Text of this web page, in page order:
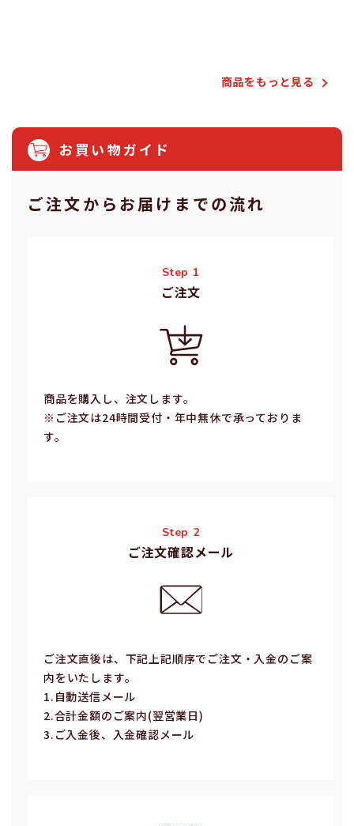
商品をもっと⾒る
お買い物ガイド
ご注⽂からお届けまでの流れ
Step 1
ご注⽂
商品を購入し、注文します。
※ご注⽂は24時間受付・年中無休で承っておりま
す。
Step 2
ご注文確認メール
ご注⽂直後は、下記上記順序でご注⽂・⼊⾦のご案
内をいたします。
1.⾃動送信メール
2.合計⾦額のご案内(翌営業⽇)
3.ご⼊⾦後、⼊⾦確認メール